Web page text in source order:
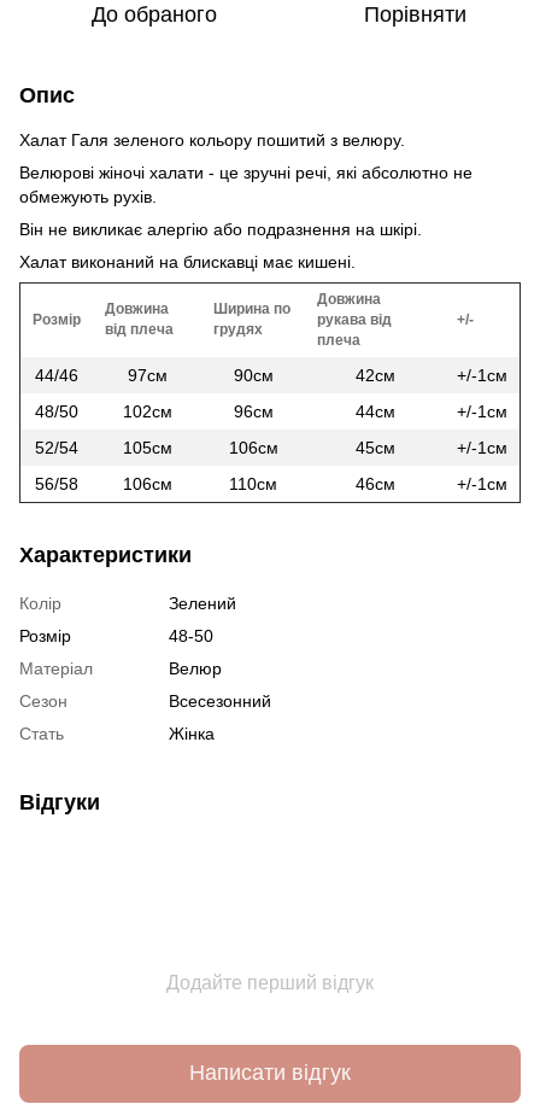
До обраного Порівняти
Опис
Халат Галя зеленого кольору пошитий з велюру.
Велюрові жіночі халати - це зручні речі, які абсолютно не
обмежують рухів.
Він не викликає алергію або подразнення на шкірі.
Халат виконаний на блискавці має кишені.
Розмір
Довжина
від плеча
Ширина по
грудях
Довжина
рукава від
плеча
+/-
44/46 97см 90см 42см
+/-1см
48/50
102см 96см 44см
+/-1см
52/54
105см 106см 45см
+/-1см
56/58
106см 110см 46см +/-1см
Характеристики
Колір
Зелений
Розмір
48-50
Матеріал
Велюр
Сезон
Всесезонний
Стать
Жінка
Відгуки
Додайте перший відгук
Написати відгук